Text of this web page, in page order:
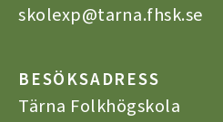
skolexp@tarna.fhsk.se
BESÖKSADRESS
Tärna Folkhögskola